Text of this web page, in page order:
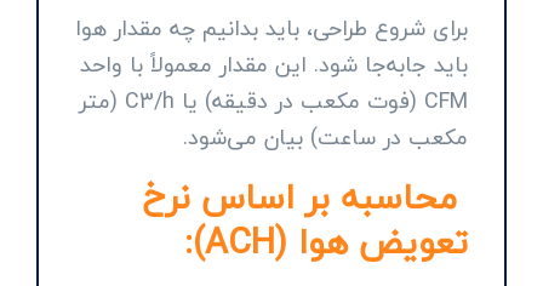
برای شروع طراحی، باید بدانیم چه مقدار هوا
باید جابه‌جا شود. این مقدار معمولاً با واحد
CFM (فوت مکعب در دقیقه) یا C3/h (متر
مکعب در ساعت) بیان می‌شود.
محاسبه بر اساس نرخ
تعویض هوا (ACH):